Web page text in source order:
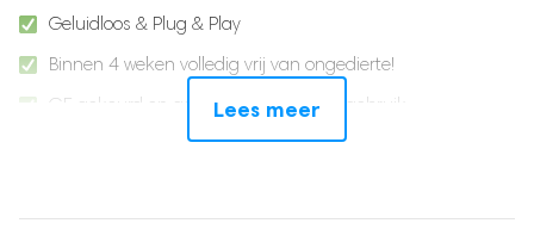
Geluidloos & Plug & Play
Binnen 4 weken volledig vrij van ongedierte!
CE gekeurd en getest, 100% veilig in gebruik
4-Pack, voor meerdere ruimtes!
ongediertebestrijding!
Lees meer